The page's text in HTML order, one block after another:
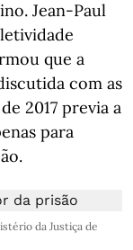
Jean-Paul
que a
com as
2017 previa a
para
da Justiça de